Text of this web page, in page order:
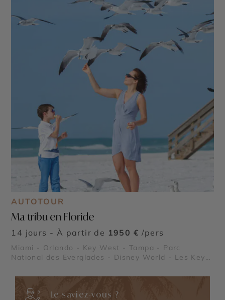
AUTOTOUR
Ma tribu en Floride
14 jours - À partir de 1950 € /pers
Miami - Orlando - Key West - Tampa - Parc
National des Everglades - Disney World - Les Keys
Cap Canaveral
Le saviez-vous ?